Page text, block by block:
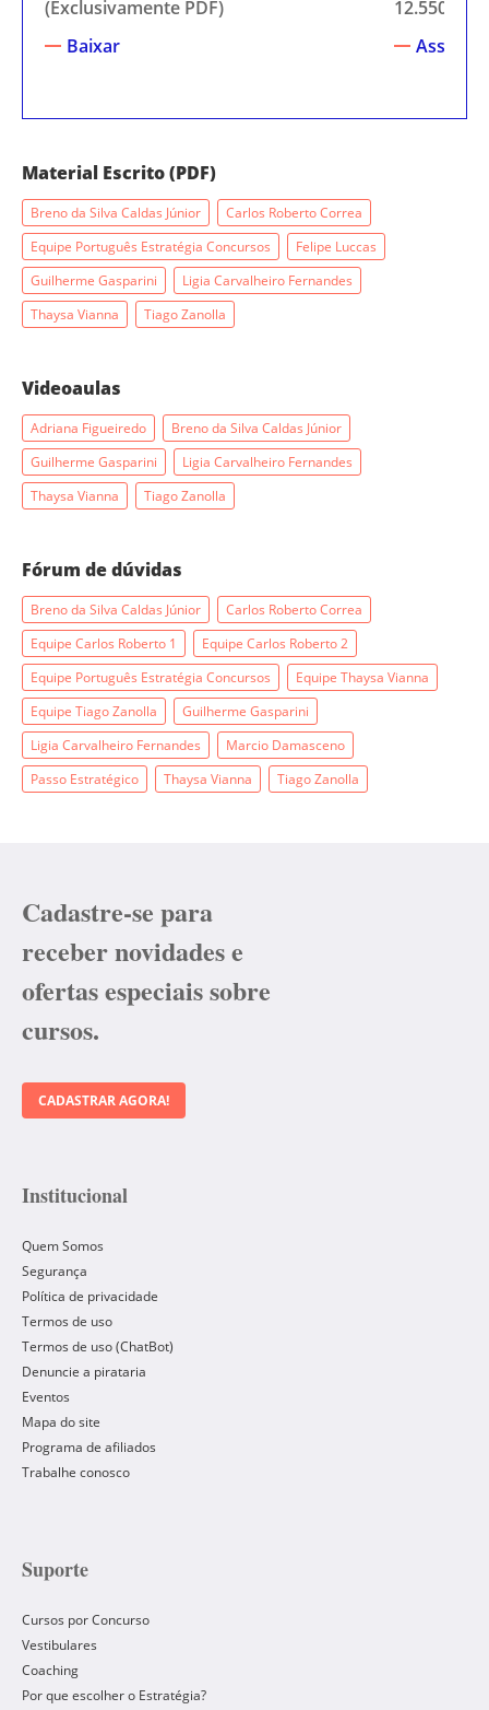
(Exclusivamente PDF)
Baixar
12.550-
Assistir
Material Escrito (PDF)
Breno da Silva Caldas Júnior
Carlos Roberto Correa
Equipe Português Estratégia Concursos
Felipe Luccas
Guilherme Gasparini
Ligia Carvalheiro Fernandes
Thaysa Vianna
Tiago Zanolla
Videoaulas
Adriana Figueiredo
Breno da Silva Caldas Júnior
Guilherme Gasparini
Ligia Carvalheiro Fernandes
Thaysa Vianna
Tiago Zanolla
Fórum de dúvidas
Breno da Silva Caldas Júnior
Carlos Roberto Correa
Equipe Carlos Roberto 1
Equipe Carlos Roberto 2
Equipe Português Estratégia Concursos
Equipe Thaysa Vianna
Equipe Tiago Zanolla
Guilherme Gasparini
Ligia Carvalheiro Fernandes
Marcio Damasceno
Passo Estratégico
Thaysa Vianna Tiago Zanolla
Cadastre-se para
receber novidades e
ofertas especiais sobre
cursos.
CADASTRAR AGORA!
Institucional
Quem Somos
Segurança
Política de privacidade
Termos de uso
Termos de uso (ChatBot)
Denuncie a pirataria
Eventos
Mapa do site
Programa de afiliados
Trabalhe conosco
Suporte
Cursos por Concurso
Vestibulares
Coaching
Por que escolher o Estratégia?